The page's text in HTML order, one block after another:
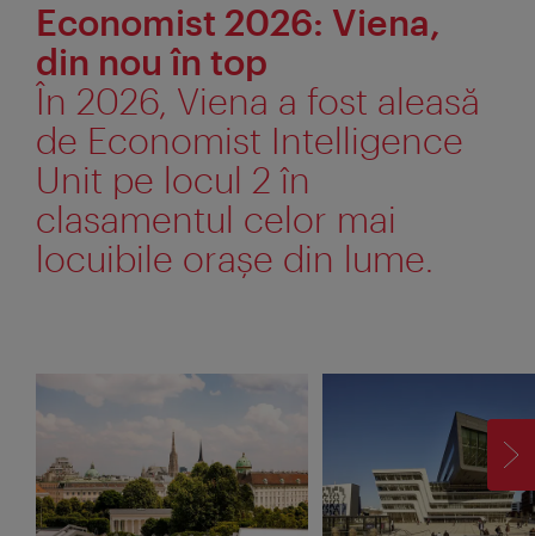
Economist 2026: Viena,
din nou în top
În 2026, Viena a fost aleasă
de Economist Intelligence
Unit pe locul 2 în
clasamentul celor mai
locuibile orașe din lume.